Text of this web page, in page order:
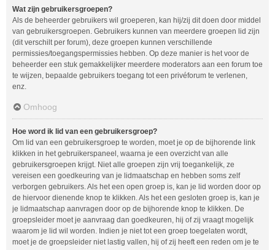
Wat zijn gebruikersgroepen?
Als de beheerder gebruikers wil groeperen, kan hij/zij dit doen door middel
van gebruikersgroepen. Gebruikers kunnen van meerdere groepen lid zijn
(dit verschilt per forum), deze groepen kunnen verschillende
permissies/toegangspermissies hebben. Op deze manier is het voor de
beheerder een stuk gemakkelijker meerdere moderators aan een forum toe
te wijzen, bepaalde gebruikers toegang tot een privéforum te verlenen,
enz.
Omhoog
Hoe word ik lid van een gebruikersgroep?
Om lid van een gebruikersgroep te worden, moet je op de bijhorende link
klikken in het gebruikerspaneel, waarna je een overzicht van alle
gebruikersgroepen krijgt. Niet alle groepen zijn vrij toegankelijk, ze
vereisen een goedkeuring van je lidmaatschap en hebben soms zelf
verborgen gebruikers. Als het een open groep is, kan je lid worden door op
de hiervoor dienende knop te klikken. Als het een gesloten groep is, kan je
je lidmaatschap aanvragen door op de bijhorende knop te klikken. De
groepsleider moet je aanvraag dan goedkeuren, hij of zij vraagt mogelijk
waarom je lid wil worden. Indien je niet tot een groep toegelaten wordt,
moet je de groepsleider niet lastig vallen, hij of zij heeft een reden om je te